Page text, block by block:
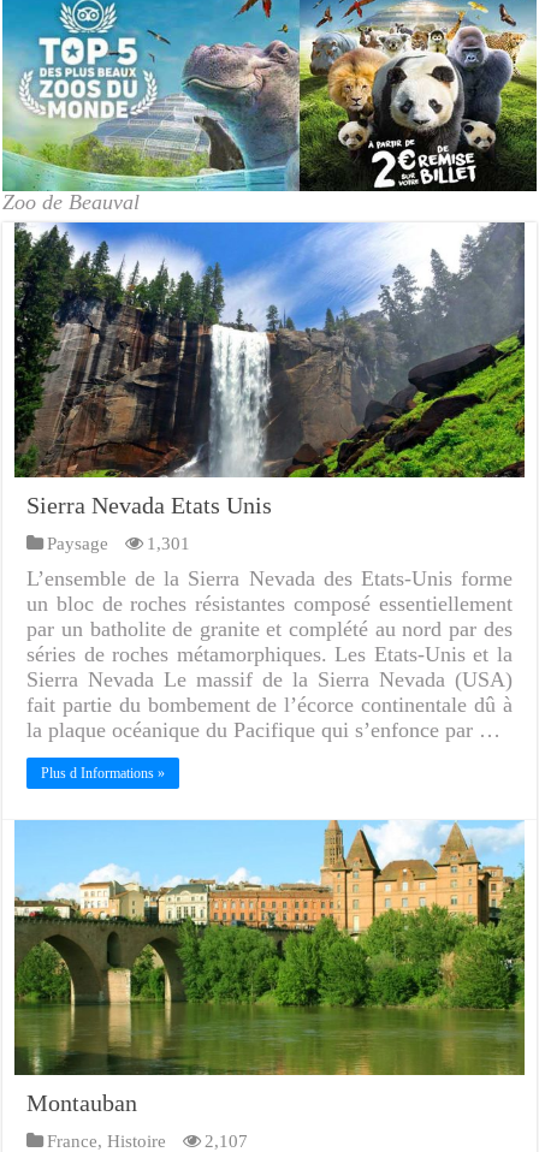
Zoo de Beauval
Sierra Nevada Etats Unis
Paysage 1,301
L’ensemble de la Sierra Nevada des Etats-Unis forme
un bloc de roches résistantes composé essentiellement
par un batholite de granite et complété au nord par des
séries de roches métamorphiques. Les Etats-Unis et la
Sierra Nevada Le massif de la Sierra Nevada (USA)
fait partie du bombement de l’écorce continentale dû à
la plaque océanique du Pacifique qui s’enfonce par …
Plus d Informations »
Montauban
France,Histoire 2,107